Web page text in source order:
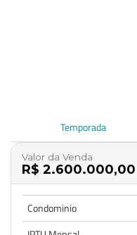
Temporada
Valor da Venda
R$ 2.600.000,00
Condominio